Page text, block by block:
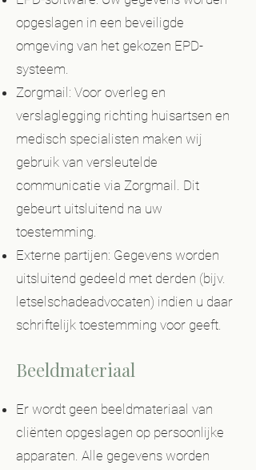
opgeslagen in een beveiligde
omgeving van het gekozen EPD-
systeem.
Zorgmail: Voor overleg en
verslaglegging richting huisartsen en
medisch specialisten maken wij
gebruik van versleutelde
communicatie via Zorgmail. Dit
gebeurt uitsluitend na uw
toestemming.
Externe partijen: Gegevens worden
uitsluitend gedeeld met derden (bijv.
letselschadeadvocaten) indien u daar
schriftelijk toestemming voor geeft.
Beeldmateriaal
Er wordt geen beeldmateriaal van
cliënten opgeslagen op persoonlijke
apparaten. Alle gegevens worden